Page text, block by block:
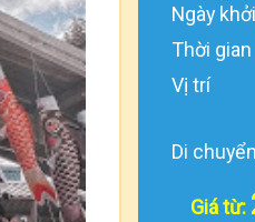
Ngày
Thời gian
Vị trí
Di chuyển
Giá từ: